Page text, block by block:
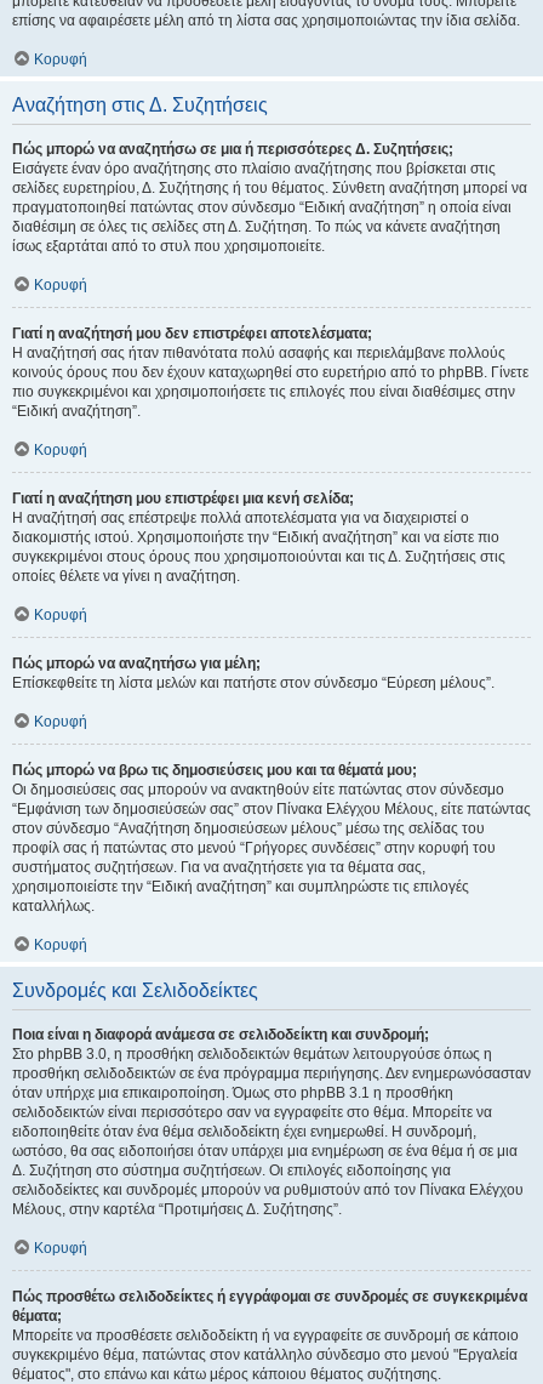
επίσης να αφαιρέσετε μέλη από τη λίστα σας χρησιμοποιώντας την ίδια σελίδα.
Κορυφή
Αναζήτηση στις Δ. Συζητήσεις
Πώς μπορώ να αναζητήσω σε μια ή περισσότερες Δ. Συζητήσεις;
Εισάγετε έναν όρο αναζήτησης στο πλαίσιο αναζήτησης που βρίσκεται στις
σελίδες ευρετηρίου, Δ. Συζήτησης ή του θέματος. Σύνθετη αναζήτηση μπορεί να
πραγματοποιηθεί πατώντας στον σύνδεσμο “Ειδική αναζήτηση” η οποία είναι
διαθέσιμη σε όλες τις σελίδες στη Δ. Συζήτηση. Το πώς να κάνετε αναζήτηση
ίσως εξαρτάται από το στυλ που χρησιμοποιείτε.
Κορυφή
Γιατί η αναζήτησή μου δεν επιστρέφει αποτελέσματα;
Η αναζήτησή σας ήταν πιθανότατα πολύ ασαφής και περιελάμβανε πολλούς
κοινούς όρους που δεν έχουν καταχωρηθεί στο ευρετήριο από το phpBB. Γίνετε
πιο συγκεκριμένοι και χρησιμοποιήσετε τις επιλογές που είναι διαθέσιμες στην
“Ειδική αναζήτηση”.
Κορυφή
Γιατί η αναζήτηση μου επιστρέφει μια κενή σελίδα;
Η αναζήτησή σας επέστρεψε πολλά αποτελέσματα για να διαχειριστεί ο
διακομιστής ιστού. Χρησιμοποιήστε την “Ειδική αναζήτηση” και να είστε πιο
συγκεκριμένοι στους όρους που χρησιμοποιούνται και τις Δ. Συζητήσεις στις
οποίες θέλετε να γίνει η αναζήτηση.
Κορυφή
Πώς μπορώ να αναζητήσω για μέλη;
Επίσκεφθείτε τη λίστα μελών και πατήστε στον σύνδεσμο “Εύρεση μέλους”.
Κορυφή
Πώς μπορώ να βρω τις δημοσιεύσεις μου και τα θέματά μου;
Οι δημοσιεύσεις σας μπορούν να ανακτηθούν είτε πατώντας στον σύνδεσμο
“Εμφάνιση των δημοσιεύσεών σας” στον Πίνακα Ελέγχου Μέλους, είτε πατώντας
στον σύνδεσμο “Αναζήτηση δημοσιεύσεων μέλους” μέσω της σελίδας του
προφίλ σας ή πατώντας στο μενού “Γρήγορες συνδέσεις” στην κορυφή του
συστήματος συζητήσεων. Για να αναζητήσετε για τα θέματα σας,
χρησιμοποιείστε την “Ειδική αναζήτηση” και συμπληρώστε τις επιλογές
καταλλήλως.
Κορυφή
Συνδρομές και Σελιδοδείκτες
Ποια είναι η διαφορά ανάμεσα σε σελιδοδείκτη και συνδρομή;
Στο phpBB 3.0, η προσθήκη σελιδοδεικτών θεμάτων λειτουργούσε όπως η
προσθήκη σελιδοδεικτών σε ένα πρόγραμμα περιήγησης. Δεν ενημερωνόσασταν
όταν υπήρχε μια επικαιροποίηση. Όμως στο phpBB 3.1 η προσθήκη
σελιδοδεικτών είναι περισσότερο σαν να εγγραφείτε στο θέμα. Μπορείτε να
ειδοποιηθείτε όταν ένα θέμα σελιδοδείκτη έχει ενημερωθεί. Η συνδρομή,
ωστόσο, θα σας ειδοποιήσει όταν υπάρχει μια ενημέρωση σε ένα θέμα ή σε μια
Δ. Συζήτηση στο σύστημα συζητήσεων. Οι επιλογές ειδοποίησης για
σελιδοδείκτες και συνδρομές μπορούν να ρυθμιστούν από τον Πίνακα Ελέγχου
Μέλους, στην καρτέλα “Προτιμήσεις Δ. Συζήτησης”.
Κορυφή
Πώς προσθέτω σελιδοδείκτες ή εγγράφομαι σε συνδρομές σε συγκεκριμένα
θέματα;
Μπορείτε να προσθέσετε σελιδοδείκτη ή να εγγραφείτε σε συνδρομή σε κάποιο
συγκεκριμένο θέμα, πατώντας στον κατάλληλο σύνδεσμο στο μενού "Εργαλεία
θέματος", στο επάνω και κάτω μέρος κάποιου θέματος συζήτησης.